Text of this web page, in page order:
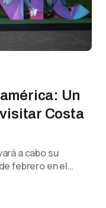
Un
Costa
a cabo su
febrero en el…